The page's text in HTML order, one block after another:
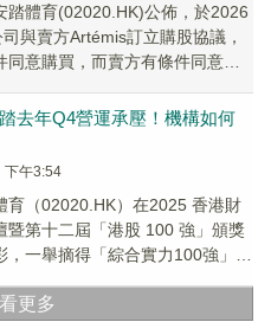
踏體育(02020.HK)公佈，於2026
與賣方Artémis訂立購股協議，
意購買，而賣方有條件同意出
去年Q4營運承壓！機構如何
下午3:54
育（02020.HK）在2025 香港財
暨第十二屆「港股 100 強」頒獎
一舉摘得「綜合實力100強」
更多